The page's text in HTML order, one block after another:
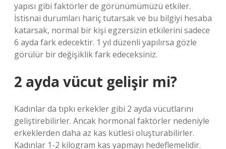
yapısı gibi faktörler de görünümümüzü etkiler.
İstisnai durumları hariç tutarsak ve bu bilgiyi hesaba
katarsak, normal bir kişi egzersizin etkilerini sadece
6 ayda fark edecektir. 1 yıl düzenli yapılırsa gözle
görülür bir değişiklik fark edeceksiniz.
2 ayda vücut gelişir mi?
Kadınlar da tıpkı erkekler gibi 2 ayda vücutlarını
geliştirebilirler. Ancak hormonal faktörler nedeniyle
erkeklerden daha az kas kütlesi oluşturabilirler.
Kadınlar 1-2 kilogram kas yapmayı hedeflemelidir.